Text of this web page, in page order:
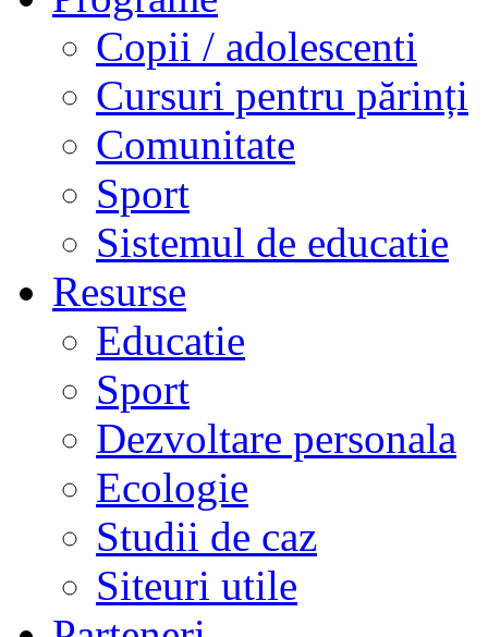
Copii / adolescenti
Cursuri pentru părinți
Comunitate
Sport
Sistemul de educatie
Resurse
Educatie
Sport
Dezvoltare personala
Ecologie
Studii de caz
Siteuri utile